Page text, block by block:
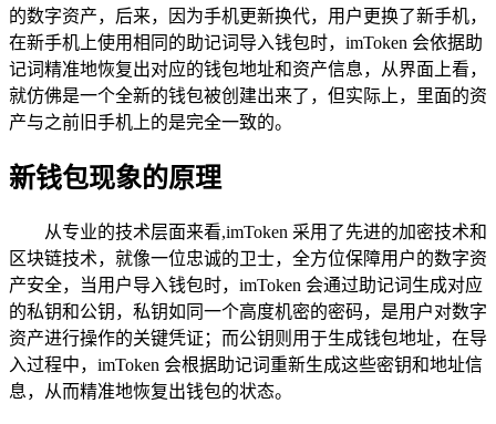
的数字资产，后来，因为手机更新换代，用户更换了新手机，
在新手机上使用相同的助记词导入钱包时，imToken 会依据助
记词精准地恢复出对应的钱包地址和资产信息，从界面上看，
就仿佛是一个全新的钱包被创建出来了，但实际上，里面的资
产与之前旧手机上的是完全一致的。
新钱包现象的原理
从专业的技术层面来看,imToken 采用了先进的加密技术和
区块链技术，就像一位忠诚的卫士，全方位保障用户的数字资
产安全，当用户导入钱包时，imToken 会通过助记词生成对应
的私钥和公钥，私钥如同一个高度机密的密码，是用户对数字
资产进行操作的关键凭证；而公钥则用于生成钱包地址，在导
入过程中，imToken 会根据助记词重新生成这些密钥和地址信
息，从而精准地恢复出钱包的状态。